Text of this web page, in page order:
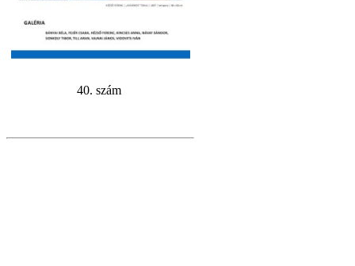
40. szám